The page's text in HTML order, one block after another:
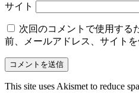
サイト
次回のコメントで使用する
前、メールアドレス、サイトを
This site uses Akismet to reduce